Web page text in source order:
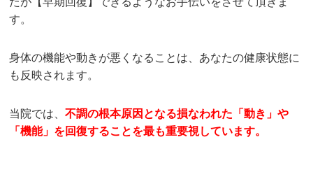
す。
身体の機能や動きが悪くなることは、あなたの健康状態に
も反映されます。
当院では、不調の根本原因となる損なわれた「動き」や
「機能」を回復することを最も重要視しています。